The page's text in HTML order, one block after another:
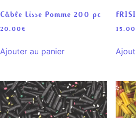
Câble Lisse Pomme 200 pc
20.00€
Ajouter au panier
15.00